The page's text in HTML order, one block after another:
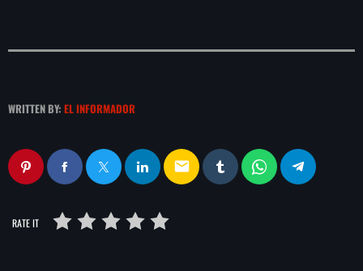
WRITTEN BY: EL INFORMADOR
email
RATE IT